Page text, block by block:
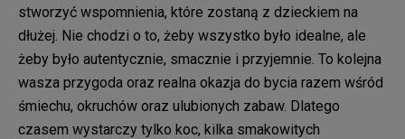
stworzyć wspomnienia, które zostaną z dzieckiem na
dłużej. Nie chodzi o to, żeby wszystko było idealne, ale
żeby było autentycznie, smacznie i przyjemnie. To kolejna
wasza przygoda oraz realna okazja do bycia razem wśród
śmiechu, okruchów oraz ulubionych zabaw. Dlatego
czasem wystarczy tylko koc, kilka smakowitych